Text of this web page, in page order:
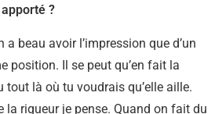
apporté ?
a beau avoir l’impression que d’un
position. Il se peut qu’en fait la
tout là où tu voudrais qu’elle aille.
la rigueur je pense. Quand on fait du